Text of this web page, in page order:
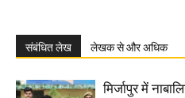
संबंधित लेख लेखक से और अधिक
मिर्जापुर में